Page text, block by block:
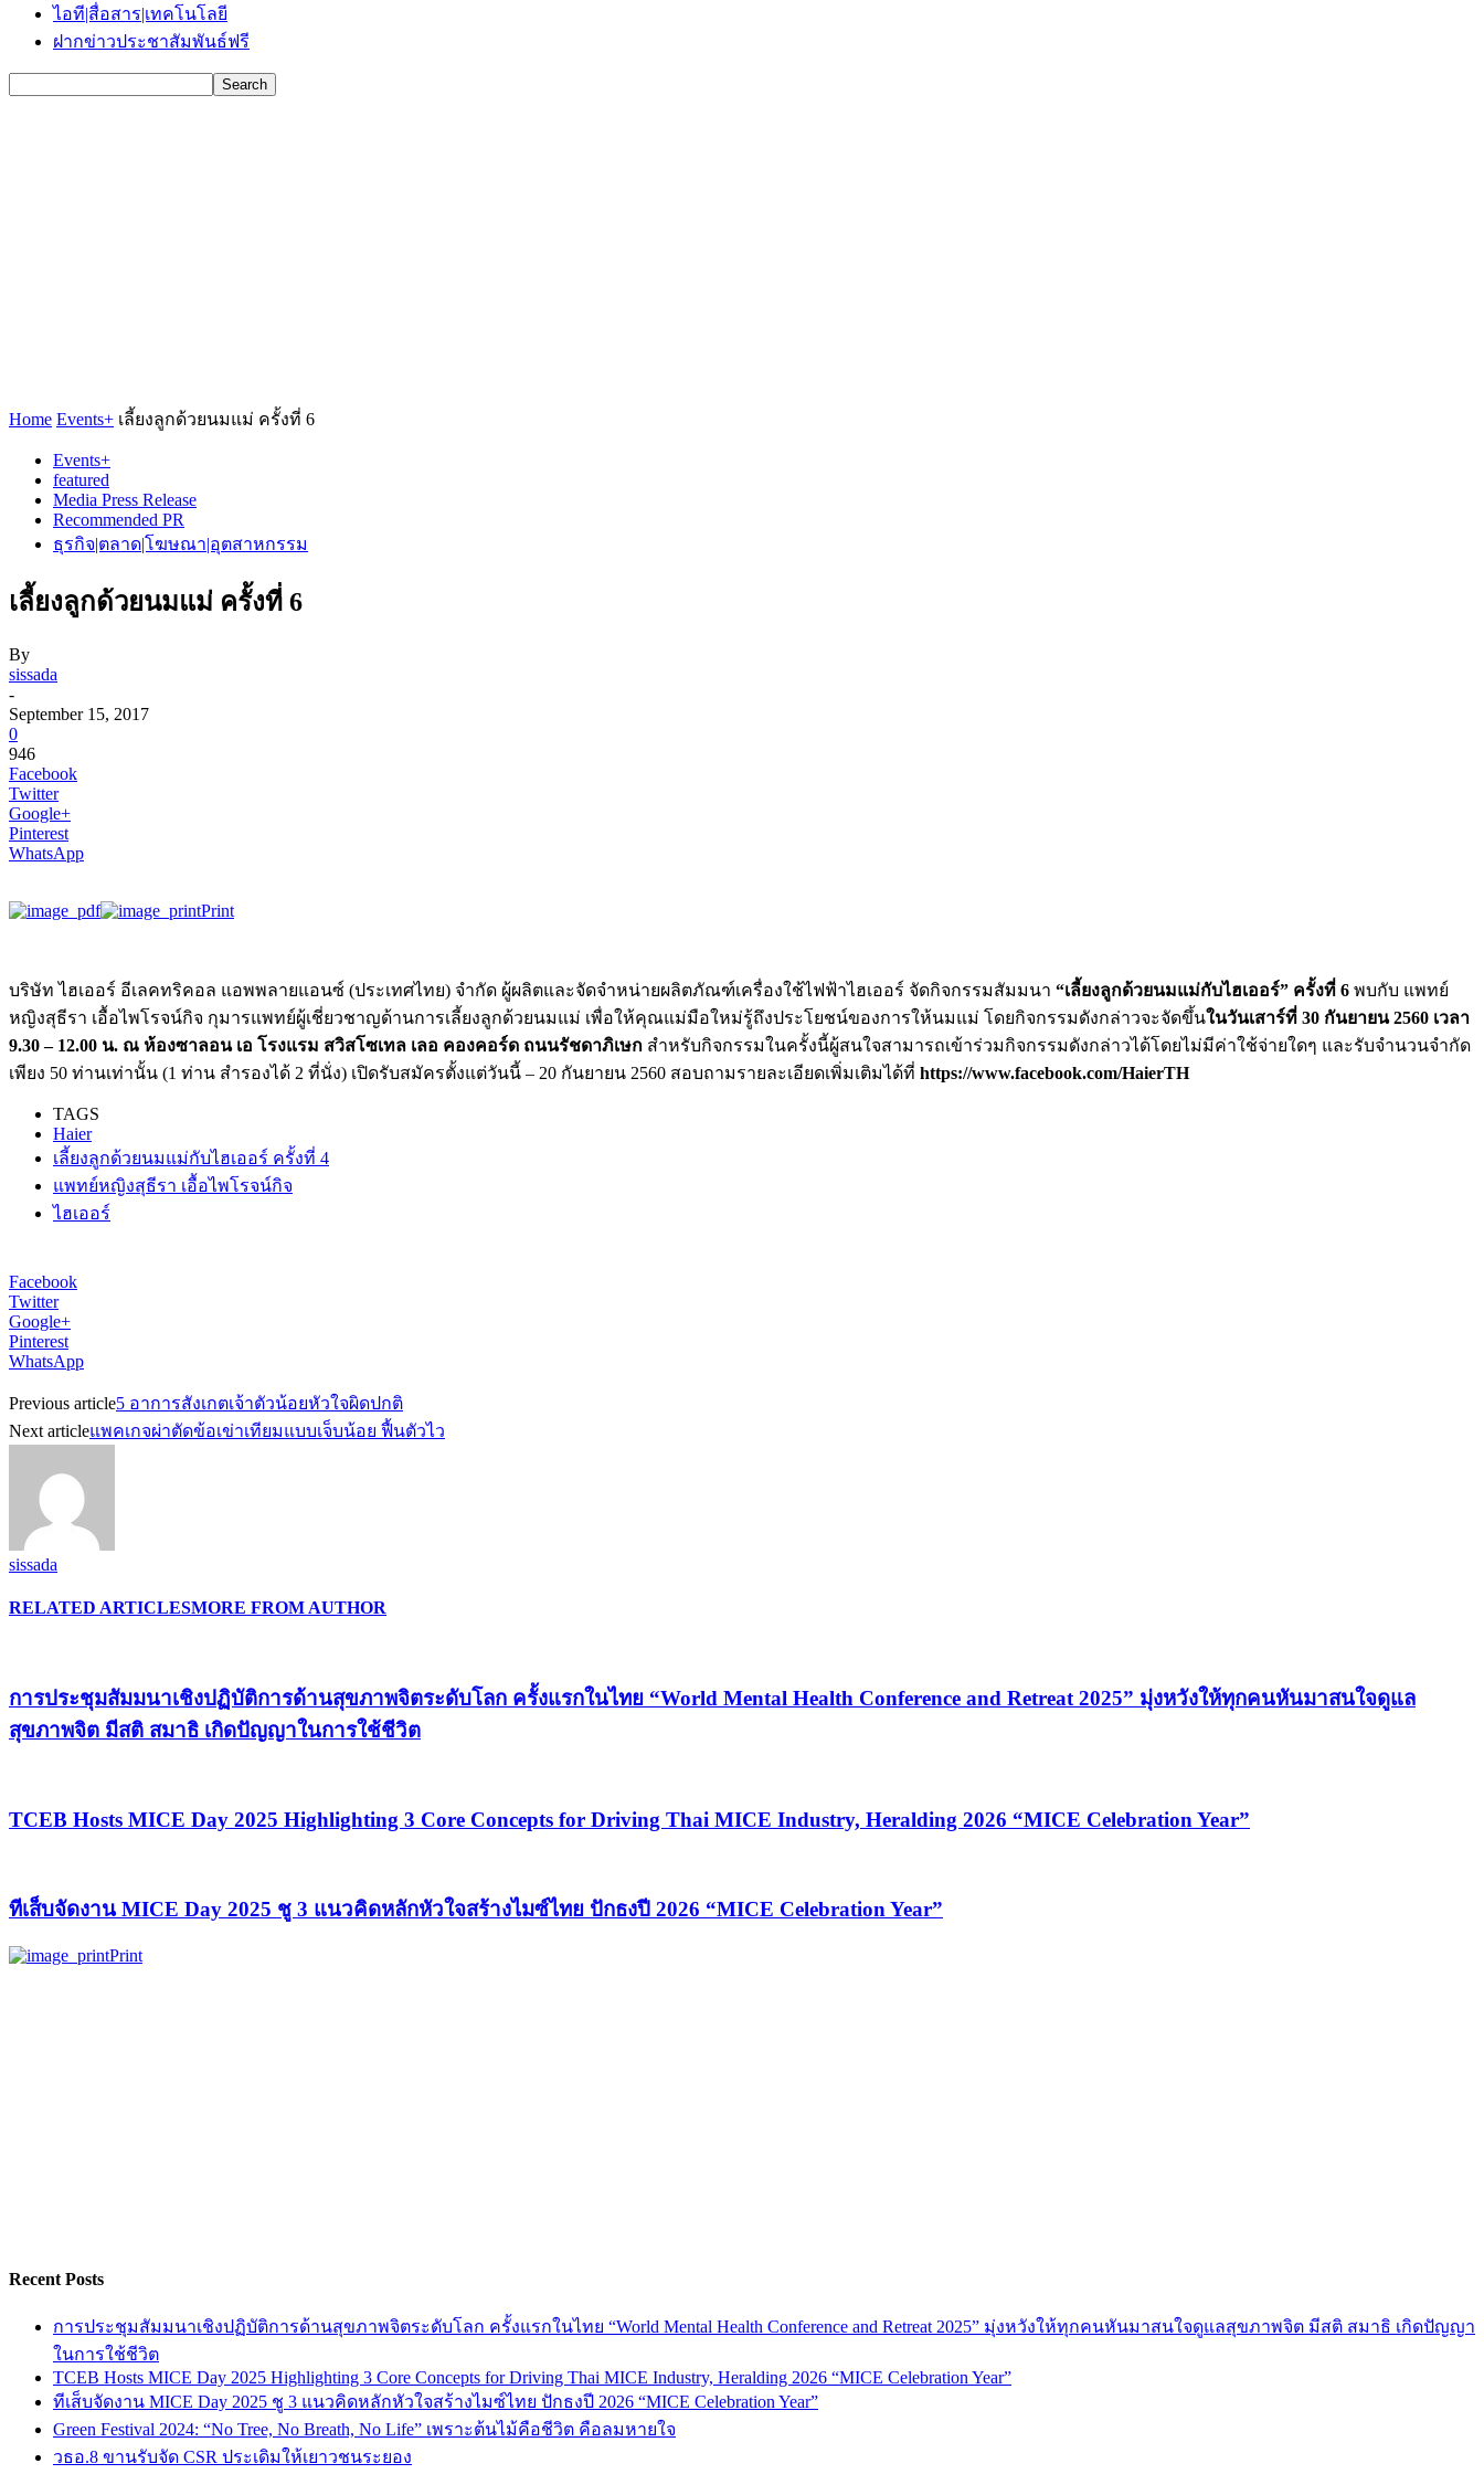
ไอที|สื่อสาร|เทคโนโลยี
ฝากข่าวประชาสัมพันธ์ฟรี
Home Events+ เลี้ยงลูกด้วยนมแม่ ครั้งที่ 6
Events+
featured
Media Press Release
Recommended PR
ธุรกิจ|ตลาด|โฆษณา|อุตสาหกรรม
เลี้ยงลูกด้วยนมแม่ ครั้งที่ 6
By
sissada
-
September 15, 2017
0
946
Facebook
Twitter
Google+
Pinterest
WhatsApp
Print
บริษัท ไฮเออร์ อีเลคทริคอล แอพพลายแอนซ์ (ประเทศไทย) จำกัด ผู้ผลิตและจัดจำหน่ายผลิตภัณฑ์เครื่องใช้ไฟฟ้าไฮเออร์ จัดกิจกรรมสัมมนา “เลี้ยงลูกด้วยนมแม่กับไฮเออร์” ครั้งที่ 6 พบกับ แพทย์
หญิงสุธีรา เอื้อไพโรจน์กิจ กุมารแพทย์ผู้เชี่ยวชาญด้านการเลี้ยงลูกด้วยนมแม่ เพื่อให้คุณแม่มือใหม่รู้ถึงประโยชน์ของการให้นมแม่ โดยกิจกรรมดังกล่าวจะจัดขึ้นในวันเสาร์ที่ 30 กันยายน 2560 เวลา
9.30 – 12.00 น. ณ ห้องซาลอน เอ โรงแรม สวิสโซเทล เลอ คองคอร์ด ถนนรัชดาภิเษก สำหรับกิจกรรมในครั้งนี้ผู้สนใจสามารถเข้าร่วมกิจกรรมดังกล่าวได้โดยไม่มีค่าใช้จ่ายใดๆ และรับจำนวนจำกัด
เพียง 50 ท่านเท่านั้น (1 ท่าน สำรองได้ 2 ที่นั่ง) เปิดรับสมัครตั้งแต่วันนี้ – 20 กันยายน 2560 สอบถามรายละเอียดเพิ่มเติมได้ที่ https://www.facebook.com/HaierTH
TAGS
Haier
เลี้ยงลูกด้วยนมแม่กับไฮเออร์ ครั้งที่ 4
แพทย์หญิงสุธีรา เอื้อไพโรจน์กิจ
ไฮเออร์
Facebook
Twitter
Google+
Pinterest
WhatsApp
Previous article5 อาการสังเกตเจ้าตัวน้อยหัวใจผิดปกติ
Next articleแพคเกจผ่าตัดข้อเข่าเทียมแบบเจ็บน้อย ฟื้นตัวไว
sissada
RELATED ARTICLESMORE FROM AUTHOR
การประชุมสัมมนาเชิงปฏิบัติการด้านสุขภาพจิตระดับโลก ครั้งแรกในไทย “World Mental Health Conference and Retreat 2025” มุ่งหวังให้ทุกคนหันมาสนใจดูแล
สุขภาพจิต มีสติ สมาธิ เกิดปัญญาในการใช้ชีวิต
TCEB Hosts MICE Day 2025 Highlighting 3 Core Concepts for Driving Thai MICE Industry, Heralding 2026 “MICE Celebration Year”
ทีเส็บจัดงาน MICE Day 2025 ชู 3 แนวคิดหลักหัวใจสร้างไมซ์ไทย ปักธงปี 2026 “MICE Celebration Year”
Print
Recent Posts
การประชุมสัมมนาเชิงปฏิบัติการด้านสุขภาพจิตระดับโลก ครั้งแรกในไทย “World Mental Health Conference and Retreat 2025” มุ่งหวังให้ทุกคนหันมาสนใจดูแลสุขภาพจิต มีสติ สมาธิ เกิดปัญญา
ในการใช้ชีวิต
TCEB Hosts MICE Day 2025 Highlighting 3 Core Concepts for Driving Thai MICE Industry, Heralding 2026 “MICE Celebration Year”
ทีเส็บจัดงาน MICE Day 2025 ชู 3 แนวคิดหลักหัวใจสร้างไมซ์ไทย ปักธงปี 2026 “MICE Celebration Year”
Green Festival 2024: “No Tree, No Breath, No Life” เพราะต้นไม้คือชีวิต คือลมหายใจ
วธอ.8 ขานรับจัด CSR ประเดิมให้เยาวชนระยอง